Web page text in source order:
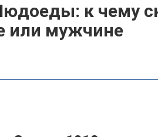
к чему
или мужчине